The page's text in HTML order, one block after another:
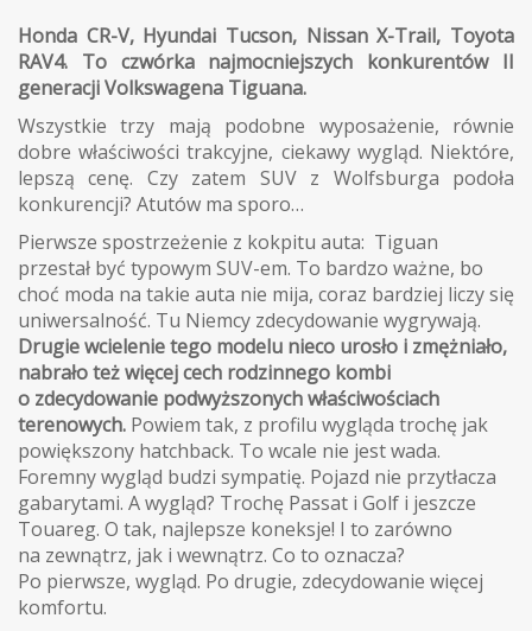
Honda CR-V, Hyundai Tucson, Nissan X-Trail, Toyota
RAV4. To czwórka najmocniejszych konkurentów II
generacji Volkswagena Tiguana.
Wszystkie trzy mają podobne wyposażenie, równie
dobre właściwości trakcyjne, ciekawy wygląd. Niektóre,
lepszą cenę. Czy zatem SUV z Wolfsburga podoła
konkurencji? Atutów ma sporo…
Pierwsze spostrzeżenie z kokpitu auta: Tiguan
przestał być typowym SUV-em. To bardzo ważne, bo
choć moda na takie auta nie mija, coraz bardziej liczy się
uniwersalność. Tu Niemcy zdecydowanie wygrywają.
Drugie wcielenie tego modelu nieco urosło i zmężniało,
nabrało też więcej cech rodzinnego kombi
o zdecydowanie podwyższonych właściwościach
terenowych. Powiem tak, z profilu wygląda trochę jak
powiększony hatchback. To wcale nie jest wada.
Foremny wygląd budzi sympatię. Pojazd nie przytłacza
gabarytami. A wygląd? Trochę Passat i Golf i jeszcze
Touareg. O tak, najlepsze koneksje! I to zarówno
na zewnątrz, jak i wewnątrz. Co to oznacza?
Po pierwsze, wygląd. Po drugie, zdecydowanie więcej
komfortu.